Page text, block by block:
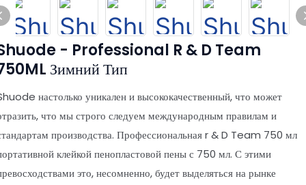
- Professional R & D Team
Зимний Тип
настолько уникален и высококачественный, что может
что мы строго следуем международным правилам и
производства. Профессиональная r & D Team 750 мл
клейкой пенопластовой пены с 750 мл. С этими
это, несомненно, будет выделяться на рынке